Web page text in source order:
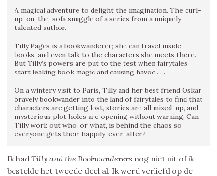
A magical adventure to delight the imagination. The curl-
up-on-the-sofa snuggle of a series from a uniquely
talented author.
Tilly Pages is a bookwanderer; she can travel inside
books, and even talk to the characters she meets there.
But Tilly’s powers are put to the test when fairytales
start leaking book magic and causing havoc . . .
On a wintery visit to Paris, Tilly and her best friend Oskar
bravely bookwander into the land of fairytales to find that
characters are getting lost, stories are all mixed-up, and
mysterious plot holes are opening without warning. Can
Tilly work out who, or what, is behind the chaos so
everyone gets their happily-ever-after?
Ik had Tilly and the Bookwanderers nog niet uit of ik
bestelde het tweede deel al. Ik werd verliefd op de